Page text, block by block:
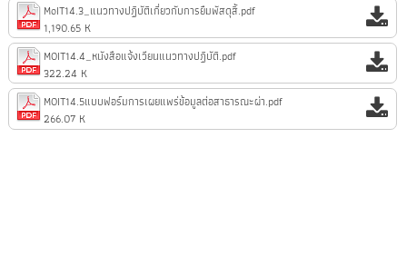
MoIT14.3_แนวทางปฏิบัติเกี่ยวกับการยืมพัสดุสิ้.pdf
1,190.65 K
MOIT14.4_หนังสือแจ้งเวียนแนวทางปฏิบัติ.pdf
322.24 K
MOIT14.5แบบฟอร์มการเผยแพร่ข้อมูลต่อสาธารณะผ่า.pdf
266.07 K